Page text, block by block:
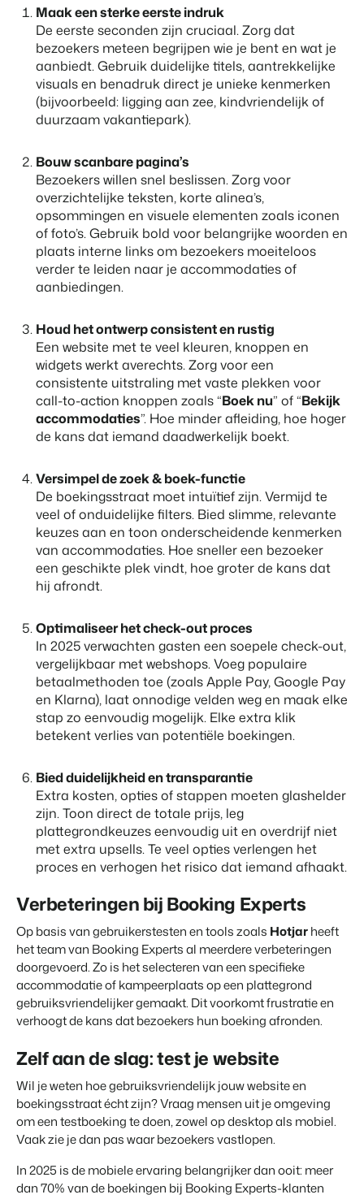
Booking Analytics
Premium BI Tool.
BEX Overzicht
Ontdek de eindeloze mogelijkheden van het Booking
Experts Platform.
Voor Vakantieparken
Ontdek de voordelen van Booking Experts voor
Vakantieparken.
Voor Concerns
Ontdek de voordelen van Booking Experts voor Concerns &
Customer Success Team
Krijg antwoord op jouw vragen
Vacatures
Vind jouw nieuwe droombaan
Contact
Over ons
Leer de mensen achter Booking Experts kennen
transformeren tot
Klantverhaal Hofparken
Maak een sterke eerste indruk
De eerste seconden zijn cruciaal. Zorg dat
bezoekers meteen begrijpen wie je bent en wat je
aanbiedt. Gebruik duidelijke titels, aantrekkelijke
visuals en benadruk direct je unieke kenmerken
(bijvoorbeeld: ligging aan zee, kindvriendelijk of
duurzaam vakantiepark).
Bouw scanbare pagina’s
Bezoekers willen snel beslissen. Zorg voor
overzichtelijke teksten, korte alinea’s,
opsommingen en visuele elementen zoals iconen
of foto’s. Gebruik bold voor belangrijke woorden en
plaats interne links om bezoekers moeiteloos
verder te leiden naar je accommodaties of
aanbiedingen.
Houd het ontwerp consistent en rustig
Een website met te veel kleuren, knoppen en
widgets werkt averechts. Zorg voor een
consistente uitstraling met vaste plekken voor
call-to-action knoppen zoals “Boek nu” of “Bekijk
accommodaties”. Hoe minder afleiding, hoe hoger
de kans dat iemand daadwerkelijk boekt.
Versimpel de zoek & boek-functie
De boekingsstraat moet intuïtief zijn. Vermijd te
veel of onduidelijke filters. Bied slimme, relevante
keuzes aan en toon onderscheidende kenmerken
van accommodaties. Hoe sneller een bezoeker
een geschikte plek vindt, hoe groter de kans dat
hij afrondt.
Optimaliseer het check-out proces
In 2025 verwachten gasten een soepele check-out,
vergelijkbaar met webshops. Voeg populaire
betaalmethoden toe (zoals Apple Pay, Google Pay
en Klarna), laat onnodige velden weg en maak elke
stap zo eenvoudig mogelijk. Elke extra klik
betekent verlies van potentiële boekingen.
Bied duidelijkheid en transparantie
Extra kosten, opties of stappen moeten glashelder
zijn. Toon direct de totale prijs, leg
plattegrondkeuzes eenvoudig uit en overdrijf niet
met extra upsells. Te veel opties verlengen het
proces en verhogen het risico dat iemand afhaakt.
Verbeteringen bij Booking Experts
Op basis van gebruikerstesten en tools zoals Hotjarheeft
het team van Booking Experts al meerdere verbeteringen
doorgevoerd. Zo is het selecteren van een specifieke
accommodatie of kampeerplaats op een plattegrond
gebruiksvriendelijker gemaakt. Dit voorkomt frustratie en
verhoogt de kans dat bezoekers hun boeking afronden.
Zelf aan de slag: test je website
Wil je weten hoe gebruiksvriendelijk jouw website en
boekingsstraat écht zijn? Vraag mensen uit je omgeving
om een testboeking te doen, zowel op desktop als mobiel.
Vaak zie je dan pas waar bezoekers vastlopen.
In 2025 is de mobiele ervaring belangrijker dan ooit: meer
dan 70% van de boekingen bij Booking Experts-klanten